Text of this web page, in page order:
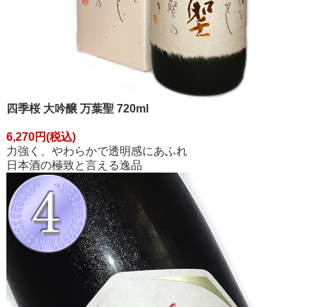
四季桜 大吟醸 万葉聖 720ml
6,270円(税込)
力強く、やわらかで透明感にあふれ
日本酒の極致と言える逸品